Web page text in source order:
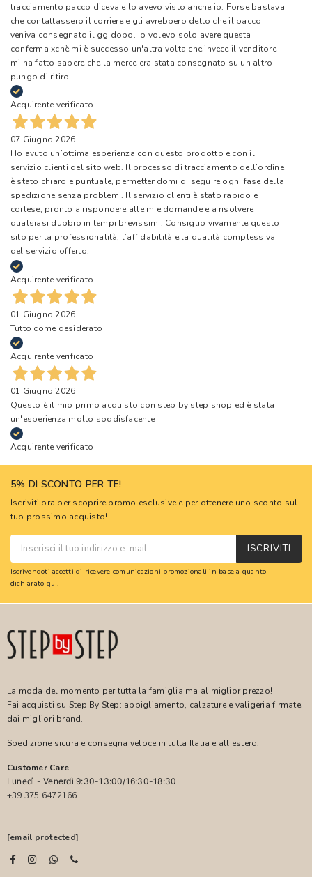
tracciamento pacco diceva e lo avevo visto anche io. Forse bastava
che contattassero il corriere e gli avrebbero detto che il pacco
veniva consegnato il gg dopo. Io volevo solo avere questa
conferma xchè mi è successo un'altra volta che invece il venditore
mi ha fatto sapere che la merce era stata consegnato su un altro
pungo di ritiro.
Acquirente verificato
07 Giugno 2026
Ho avuto un’ottima esperienza con questo prodotto e con il
servizio clienti del sito web. Il processo di tracciamento dell’ordine
è stato chiaro e puntuale, permettendomi di seguire ogni fase della
spedizione senza problemi. Il servizio clienti è stato rapido e
cortese, pronto a rispondere alle mie domande e a risolvere
qualsiasi dubbio in tempi brevissimi. Consiglio vivamente questo
sito per la professionalità, l’affidabilità e la qualità complessiva
del servizio offerto.
Acquirente verificato
01 Giugno 2026
Tutto come desiderato
Acquirente verificato
01 Giugno 2026
Questo è il mio primo acquisto con step by step shop ed è stata
un'esperienza molto soddisfacente
Acquirente verificato
5% DI SCONTO PER TE!
Iscriviti ora per scoprire promo esclusive e per ottenere uno sconto sul
tuo prossimo acquisto!
ISCRIVITI
Iscrivendoti accetti di ricevere comunicazioni promozionali in base a quanto
dichiarato qui.
La moda del momento per tutta la famiglia ma al miglior prezzo!
Fai acquisti su Step By Step: abbigliamento, calzature e valigeria firmate
dai migliori brand.
Spedizione sicura e consegna veloce in tutta Italia e all'estero!
Customer Care
Lunedì - Venerdì 9:30-13:00/16:30-18:30
+39 375 6472166
[email protected]